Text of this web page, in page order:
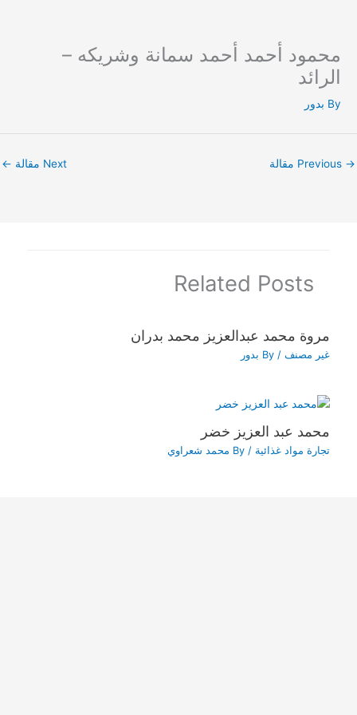
content
محمود أحمد أحمد سمانة وشريكه –
الرائد
By بدور
→ Next مقالة ←
Related Posts
مروة محمد عبدالعزيز محمد بدران
غير مصنف / By بدور
محمد عبد العزيز خضر
تجارة مواد غذائية / By محمد شعراوي